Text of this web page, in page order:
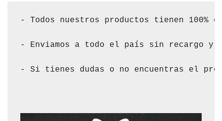
- Todos nuestros productos tienen 100%
- Enviamos a todo el país sin recargo y
- Si tienes dudas o no encuentras el